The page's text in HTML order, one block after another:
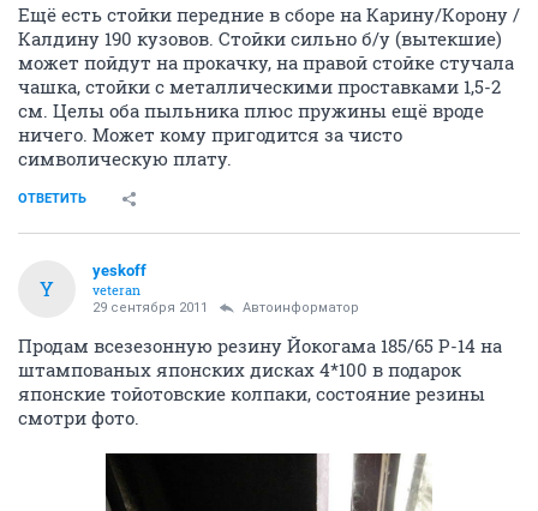
Ещё есть стойки передние в сборе на Карину/Корону /
Калдину 190 кузовов. Стойки сильно б/у (вытекшие)
может пойдут на прокачку, на правой стойке стучала
чашка, стойки с металлическими проставками 1,5-2
см. Целы оба пыльника плюс пружины ещё вроде
ничего. Может кому пригодится за чисто
символическую плату.
ОТВЕТИТЬ
Y
yeskoff
veteran
29 сентября 2011 Автоинформатор
Продам всезезонную резину Йокогама 185/65 Р-14 на
штампованых японских дисках 4*100 в подарок
японские тойотовские колпаки, состояние резины
смотри фото.